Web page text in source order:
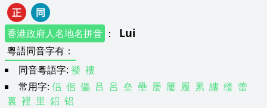
正
同
香港政府人名地名拼音 ： Lui
粵語同音字有 ：
同音粵語字: 褛 褸
常用字: 侣 侶 儡 吕 呂 垒 壘 屡 屢 履 累 縷 缕 蕾
裏 裡 里 鋁 铝